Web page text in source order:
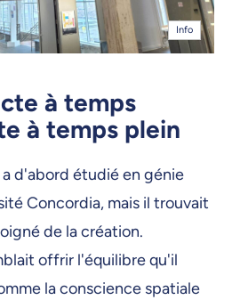
Info
à temps
à temps plein
d'abord étudié en génie
Concordia, mais il trouvait
de la création.
offrir l'équilibre qu'il
la conscience spatiale